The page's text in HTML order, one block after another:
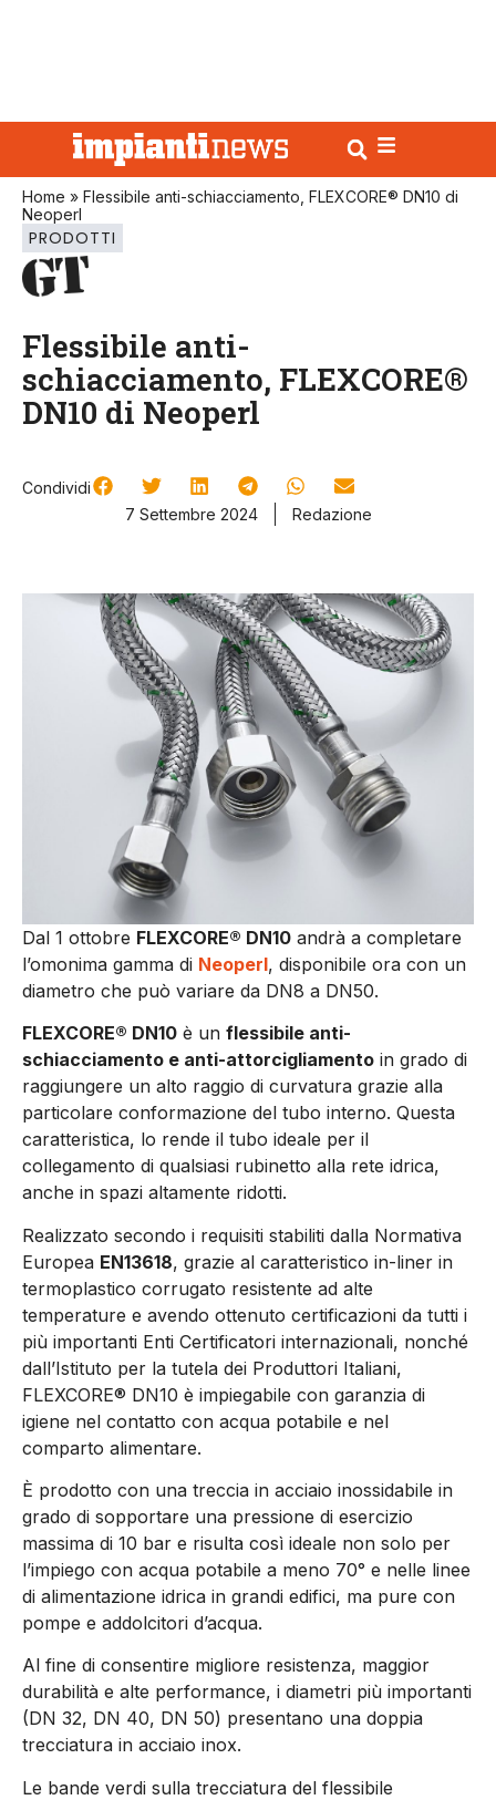
Home » Flessibile anti-schiacciamento, FLEXCORE® DN10 di
Neoperl
PRODOTTI
Flessibile anti-
schiacciamento, FLEXCORE®
DN10 di Neoperl
Condividi
7 Settembre 2024
Redazione
Dal 1 ottobre FLEXCORE® DN10 andrà a completare
l’omonima gamma di Neoperl, disponibile ora con un
diametro che può variare da DN8 a DN50.
FLEXCORE® DN10 è un flessibile anti-
schiacciamento e anti-attorcigliamento in grado di
raggiungere un alto raggio di curvatura grazie alla
particolare conformazione del tubo interno. Questa
caratteristica, lo rende il tubo ideale per il
collegamento di qualsiasi rubinetto alla rete idrica,
anche in spazi altamente ridotti.
Realizzato secondo i requisiti stabiliti dalla Normativa
Europea EN13618, grazie al caratteristico in-liner in
termoplastico corrugato resistente ad alte
temperature e avendo ottenuto certificazioni da tutti i
più importanti Enti Certificatori internazionali, nonché
dall’Istituto per la tutela dei Produttori Italiani,
FLEXCORE® DN10 è impiegabile con garanzia di
igiene nel contatto con acqua potabile e nel
comparto alimentare.
È prodotto con una treccia in acciaio inossidabile in
grado di sopportare una pressione di esercizio
massima di 10 bar e risulta così ideale non solo per
l’impiego con acqua potabile a meno 70° e nelle linee
di alimentazione idrica in grandi edifici, ma pure con
pompe e addolcitori d’acqua.
Al fine di consentire migliore resistenza, maggior
durabilità e alte performance, i diametri più importanti
(DN 32, DN 40, DN 50) presentano una doppia
trecciatura in acciaio inox.
Le bande verdi sulla trecciatura del flessibile